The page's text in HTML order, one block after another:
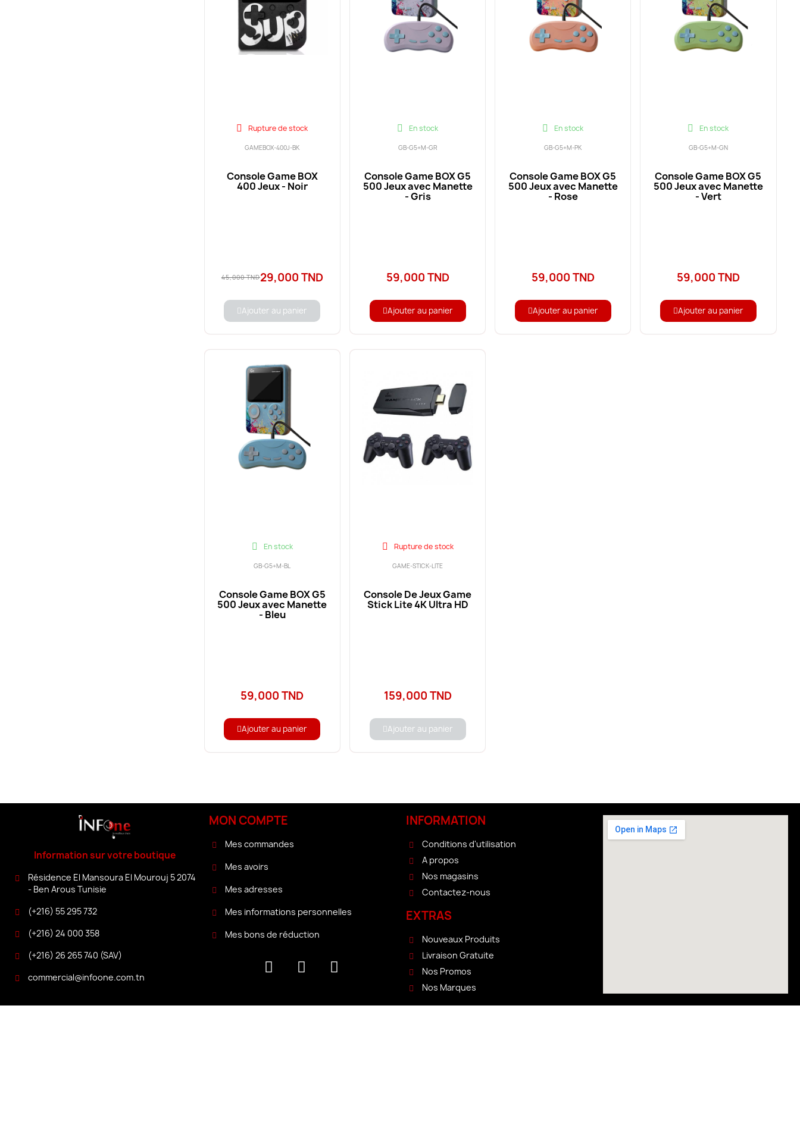
Rupture de stock
GAMEBOX-400J-BK
Console Game BOX
400 Jeux - Noir
45,000 TND29,000 TND
Ajouter au panier
En stock
GB-G5+M-GR
Console Game BOX G5
500 Jeux avec Manette
- Gris
59,000 TND
Ajouter au panier
En stock
GB-G5+M-PK
Console Game BOX G5
500 Jeux avec Manette
- Rose
59,000 TND
Ajouter au panier
En stock
GB-G5+M-GN
Console Game BOX G5
500 Jeux avec Manette
- Vert
59,000 TND
Ajouter au panier
En stock
GB-G5+M-BL
Console Game BOX G5
500 Jeux avec Manette
- Bleu
59,000 TND
Ajouter au panier
Rupture de stock
GAME-STICK-LITE
Console De Jeux Game
Stick Lite 4K Ultra HD
159,000 TND
Ajouter au panier
Information sur votre boutique
Résidence El Mansoura El Mourouj 5 2074
- Ben Arous Tunisie
(+216) 55 295 732
(+216) 24 000 358
(+216) 26 265 740 (SAV)
commercial@infoone.com.tn
MON COMPTE
Mes commandes
Mes avoirs
Mes adresses
Mes informations personnelles
Mes bons de réduction
INFORMATION
Conditions d'utilisation
A propos
Nos magasins
Contactez-nous
EXTRAS
Nouveaux Produits
Livraison Gratuite
Nos Promos
Nos Marques